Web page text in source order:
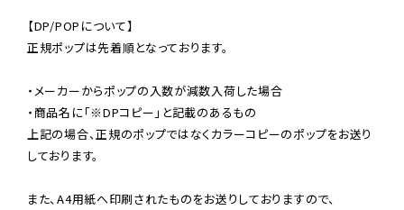
【DP/POPについて】
正規ポップは先着順となっております。
・メーカーからポップの入数が減数入荷した場合
・商品名に「※DPコピー」と記載のあるもの
上記の場合、正規のポップではなくカラーコピーのポップをお送り
しております。
また、A4用紙へ印刷されたものをお送りしておりますので、